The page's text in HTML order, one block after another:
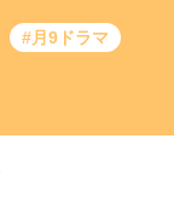
#月9ドラマ